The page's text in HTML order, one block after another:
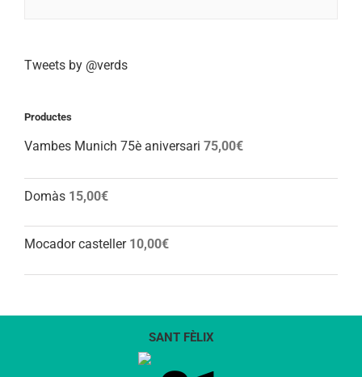
Tweets by @verds
Productes
Vambes Munich 75è aniversari 75,00€
Domàs 15,00€
Mocador casteller 10,00€
SANT FÈLIX